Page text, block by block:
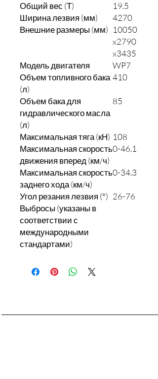
Общий вес (Т)
19.5
Ширина лезвия (мм)
4270
Внешние размеры (мм) 10050
x2790
x3435
Модель двигателя
WP7
Объем топливного бака
(л)
410
Объем бака для
гидравлического масла
(л)
85
Максимальная тяга (кН) 108
Максимальная скорость
движения вперед (км/ч)
0-46.1
Максимальная скорость
заднего хода (км/ч)
0-34.3
Угол резания лезвия (°) 26-76
Выбросы (указаны в
соответствии с
международными
стандартами)